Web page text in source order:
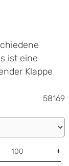
ist eine
Klappe
Versand58169
+